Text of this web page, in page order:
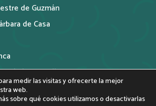
de Guzmán
de Casa
de los Castillejos
medir las visitas y ofrecerte la mejor
web.
sobre qué cookies utilizamos o desactivarlas